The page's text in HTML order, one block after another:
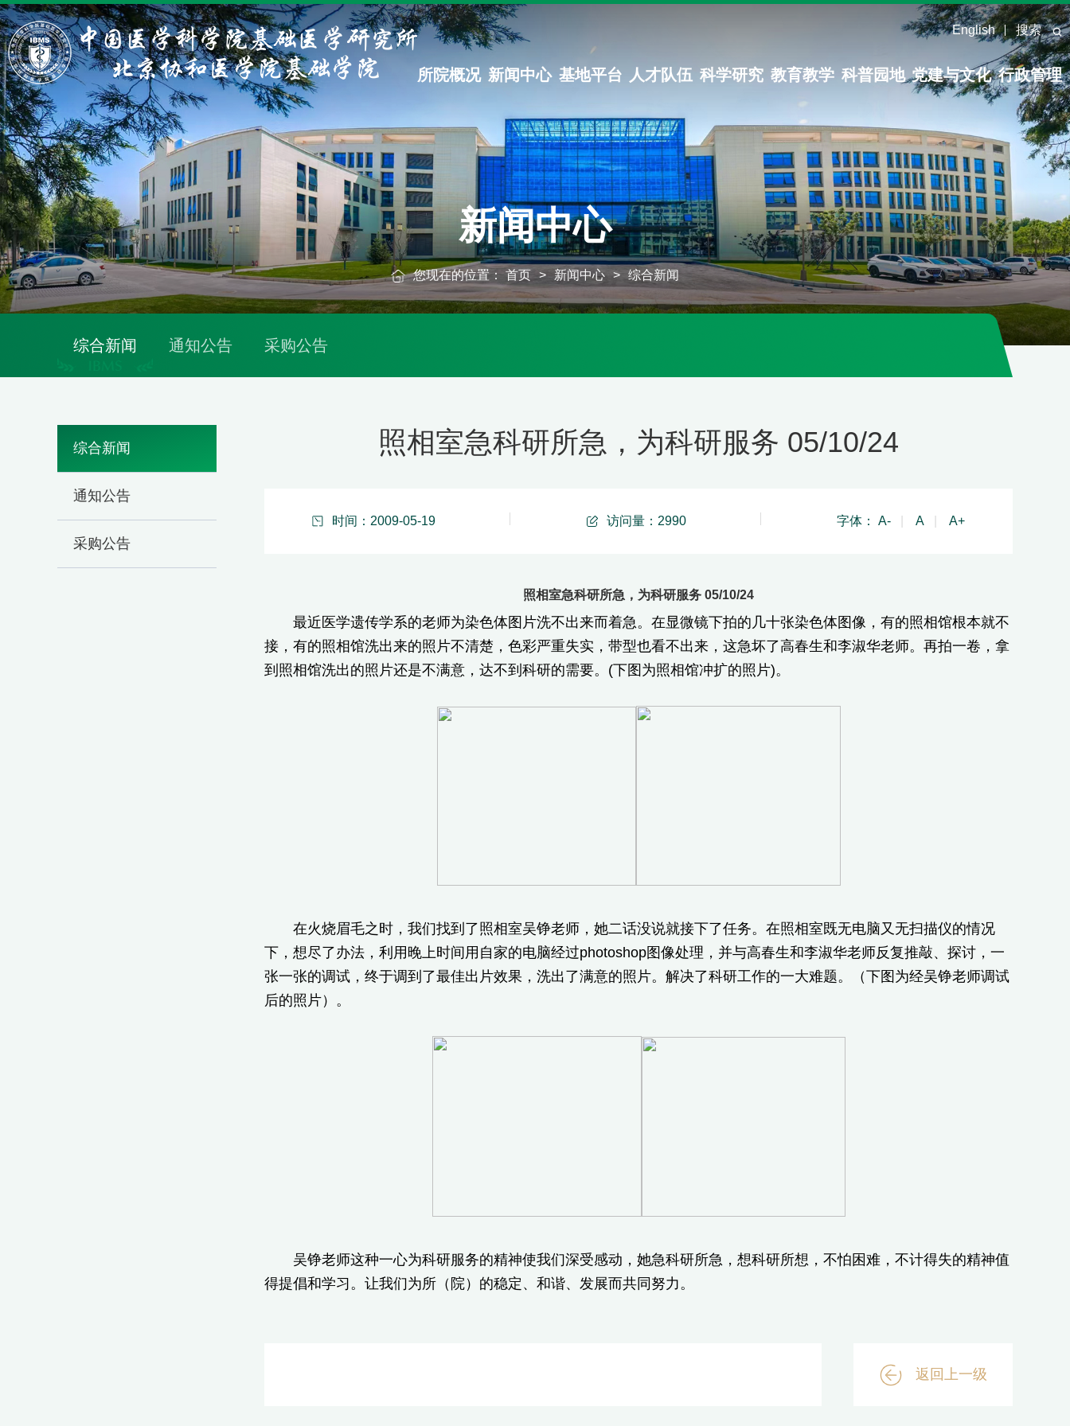
English 搜索
所院概况 新闻中心 基地平台 人才队伍 科学研究 教育教学 科普园地 党建与文化 行政管理
新闻中心
您现在的位置： 首页 > 新闻中心 > 综合新闻
综合新闻 通知公告 采购公告
综合新闻
通知公告
采购公告
照相室急科研所急，为科研服务 05/10/24
时间：2009-05-19 访问量： 2990 字体： A- A A+
照相室急科研所急，为科研服务 05/10/24
最近医学遗传学系的老师为染色体图片洗不出来而着急。在显微镜下拍的几十张染色体图像，有的照相馆根本就不
接，有的照相馆洗出来的照片不清楚，色彩严重失实，带型也看不出来，这急坏了高春生和李淑华老师。再拍一卷，拿
到照相馆洗出的照片还是不满意，达不到科研的需要。(下图为照相馆冲扩的照片)。
在火烧眉毛之时，我们找到了照相室吴铮老师，她二话没说就接下了任务。在照相室既无电脑又无扫描仪的情况
下，想尽了办法，利用晚上时间用自家的电脑经过photoshop图像处理，并与高春生和李淑华老师反复推敲、探讨，一
张一张的调试，终于调到了最佳出片效果，洗出了满意的照片。解决了科研工作的一大难题。（下图为经吴铮老师调试
后的照片）。
吴铮老师这种一心为科研服务的精神使我们深受感动，她急科研所急，想科研所想，不怕困难，不计得失的精神值
得提倡和学习。让我们为所（院）的稳定、和谐、发展而共同努力。
返回上一级